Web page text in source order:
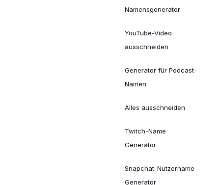
Namensgenerator
YouTube-Video
ausschneiden
Generator für Podcast-
Namen
Alles ausschneiden
Twitch-Name
Generator
Snapchat-Nutzername
Generator